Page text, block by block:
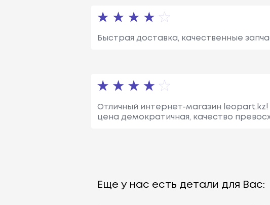
Быстрая доставка, качественные
Отличный интернет-магазин leopart.kz!
цена демократичная, качество
Еще у нас есть детали для Вас: